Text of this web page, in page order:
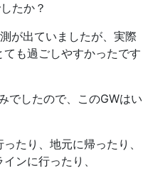
たか？
が出ていましたが、実際
も過ごしやすかったです
でしたので、このGWはい
たり、地元に帰ったり、
ンに行ったり、